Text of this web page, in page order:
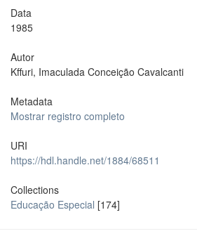
Data
1985
Autor
Kffuri, Imaculada Conceição Cavalcanti
Metadata
Mostrar registro completo
URI
https://hdl.handle.net/1884/68511
Collections
Educação Especial [174]